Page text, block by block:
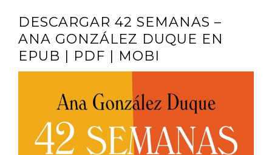
DESCARGAR 42 SEMANAS –
ANA GONZÁLEZ DUQUE EN
EPUB | PDF | MOBI